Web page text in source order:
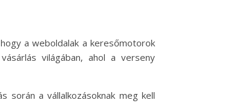
a weboldalak a keresőmotorok
világában, ahol a verseny
során a vállalkozásoknak meg kell